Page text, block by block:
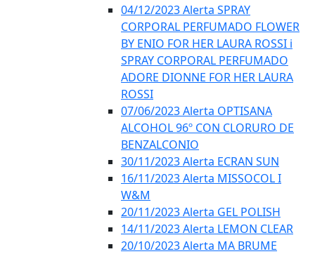
04/12/2023 Alerta SPRAY
CORPORAL PERFUMADO FLOWER
BY ENIO FOR HER LAURA ROSSI i
SPRAY CORPORAL PERFUMADO
ADORE DIONNE FOR HER LAURA
ROSSI
07/06/2023 Alerta OPTISANA
ALCOHOL 96º CON CLORURO DE
BENZALCONIO
30/11/2023 Alerta ECRAN SUN
16/11/2023 Alerta MISSOCOL I
W&M
20/11/2023 Alerta GEL POLISH
14/11/2023 Alerta LEMON CLEAR
20/10/2023 Alerta MA BRUME